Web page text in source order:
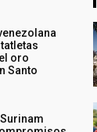
oro
Santo